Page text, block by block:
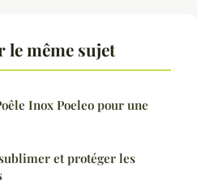
même sujet
Inox Poeleo pour une
et protéger les